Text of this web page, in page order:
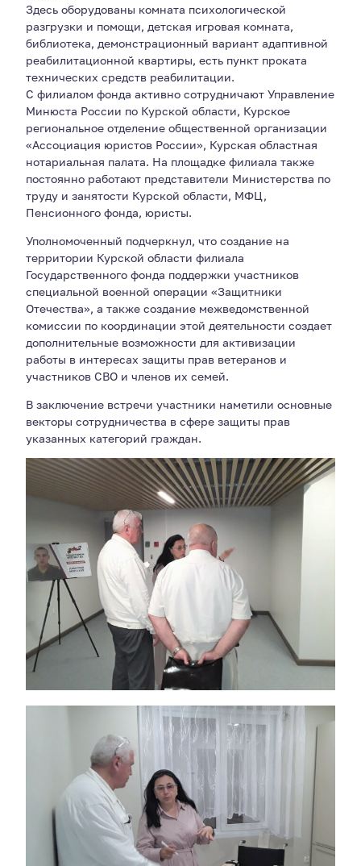
Здесь оборудованы комната психологической
разгрузки и помощи, детская игровая комната,
библиотека, демонстрационный вариант адаптивной
реабилитационной квартиры, есть пункт проката
технических средств реабилитации.
С филиалом фонда активно сотрудничают Управление
Минюста России по Курской области, Курское
региональное отделение общественной организации
«Ассоциация юристов России», Курская областная
нотариальная палата. На площадке филиала также
постоянно работают представители Министерства по
труду и занятости Курской области, МФЦ,
Пенсионного фонда, юристы.
Уполномоченный подчеркнул, что создание на
территории Курской области филиала
Государственного фонда поддержки участников
специальной военной операции «Защитники
Отечества», а также создание межведомственной
комиссии по координации этой деятельности создает
дополнительные возможности для активизации
работы в интересах защиты прав ветеранов и
участников СВО и членов их семей.
В заключение встречи участники наметили основные
векторы сотрудничества в сфере защиты прав
указанных категорий граждан.